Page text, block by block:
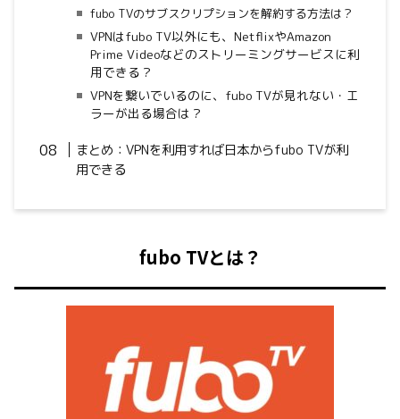
fubo TVのサブスクリプションを解約する方法は？
VPNはfubo TV以外にも、NetflixやAmazon
Prime Videoなどのストリーミングサービスに利
用できる？
VPNを繋いでいるのに、fubo TVが見れない・エ
ラーが出る場合は？
まとめ：VPNを利用すれば日本からfubo TVが利
用できる
fubo TVとは？